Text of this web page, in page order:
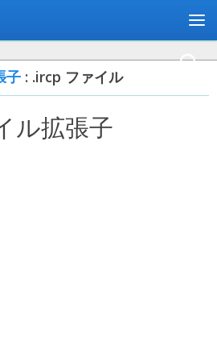
子 : .ircp ファイル
ル拡張子